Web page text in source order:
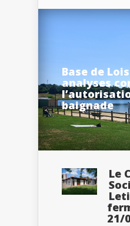
Base de
analyses
baignade
Le
21/